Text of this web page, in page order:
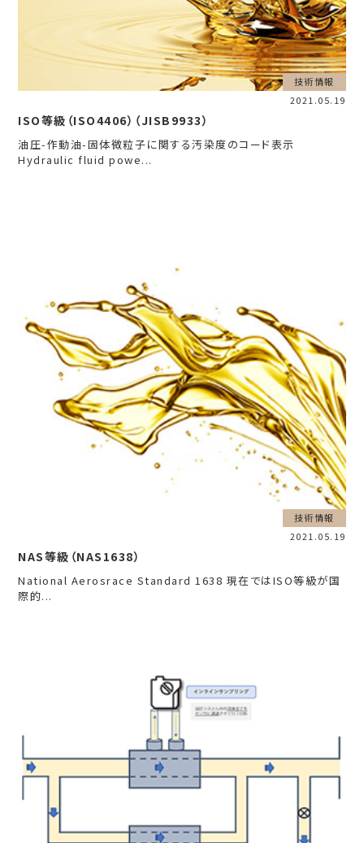
技術情報
2021.05.19
ISO等級（ISO4406）（JISB9933）
油圧-作動油-固体微粒子に関する汚染度のコード表示
Hydraulic fluid powe...
技術情報
2021.05.19
NAS等級（NAS1638）
National Aerosrace Standard 1638 現在ではISO等級が国
際的...